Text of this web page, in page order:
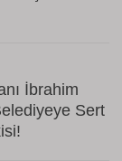
İbrahim
Sert